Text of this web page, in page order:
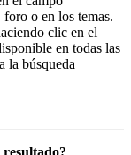
o en los temas.
clic en el
en todas las
la búsqueda